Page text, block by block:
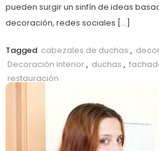
pueden surgir un sinfín de ideas
decoración, redes sociales […]
Tagged cabezales de duchas ,
Decoración interior, duchas ,
restauración